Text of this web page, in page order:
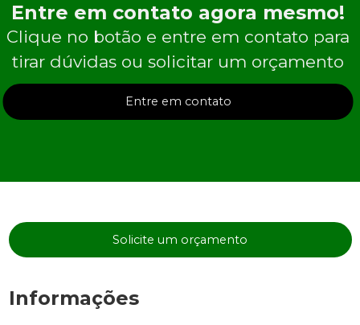
Entre em contato agora mesmo!
Clique no botão e entre em contato para
tirar dúvidas ou solicitar um orçamento
Entre em contato
Solicite um orçamento
Informações